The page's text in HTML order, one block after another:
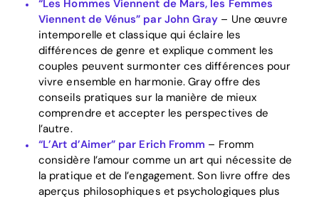
“Les Hommes Viennent de Mars, les Femmes
Viennent de Vénus” par John Gray – Une œuvre
intemporelle et classique qui éclaire les
différences de genre et explique comment les
couples peuvent surmonter ces différences pour
vivre ensemble en harmonie. Gray offre des
conseils pratiques sur la manière de mieux
comprendre et accepter les perspectives de
l’autre.
“L’Art d’Aimer” par Erich Fromm – Fromm
considère l’amour comme un art qui nécessite de
la pratique et de l’engagement. Son livre offre des
aperçus philosophiques et psychologiques plus